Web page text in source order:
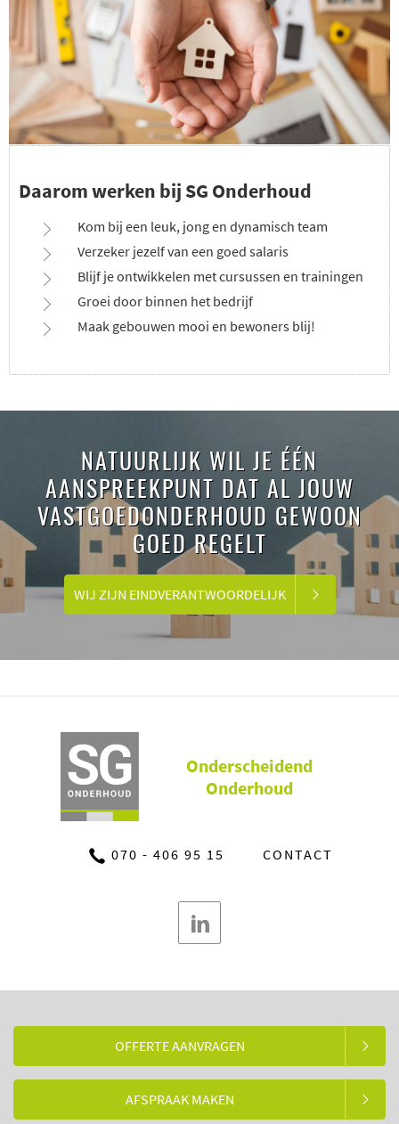
Daarom werken bij SG Onderhoud
Kom bij een leuk, jong en dynamisch team
Verzeker jezelf van een goed salaris
Blijf je ontwikkelen met cursussen en trainingen
Groei door binnen het bedrijf
Maak gebouwen mooi en bewoners blij!
NATUURLIJK WIL JE ÉÉN
AANSPREEKPUNT DAT AL JOUW
VASTGOEDONDERHOUD GEWOON
GOED REGELT
WIJ ZIJN EINDVERANTWOORDELIJK
Onderscheidend
Onderhoud
070 - 406 95 15 CONTACT
OFFERTE AANVRAGEN
AFSPRAAK MAKEN